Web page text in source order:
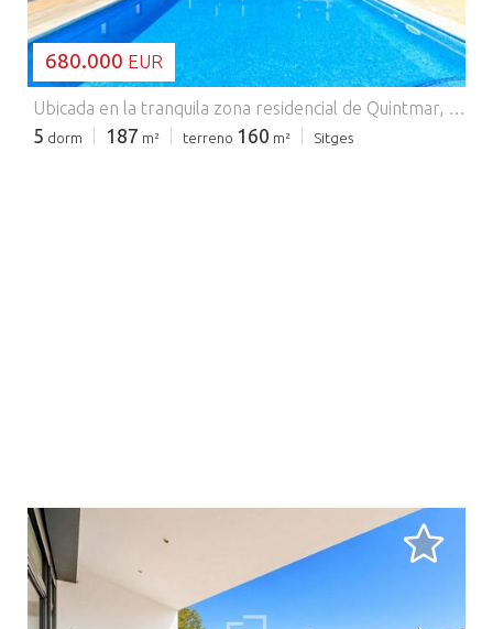
680.000 EUR
Ubicada en la tranquila zona residencial de Quintmar, esta casa adosada de proporciones armoniosas ofrece 187 m² de superficie construida, ideal para quienes buscan comodidad, privacidad y un estilo de vida mediterráneo relajado. Construida en 2005, la vivienda destaca por su distribución funcional y la ventaja única de contar con varios terrazas y balcones conectados a las estancias principales, lo que permite la entrada de abundante luz natural y una perfecta integración con el exterior. La vivienda cuenta con cinco dormitorios y tres baños, ofreciendo flexibilidad para la vida familiar, para recibir invitados o para usar como vivienda . El salón es amplio y luminoso, con chimenea y acceso directo a una terraza, creando un ambiente confortable durante todo el año. La cocina es moderna y está totalmente equipada, diseñada para un uso práctico diario. El aire acondicionado y la calefacción garantizan el confort en cualquier estación. Los espacios exteriores son un elemento clave, con una terraza frontal que incluye una zona de barbacoa, una amplia terraza trasera con jardín privado y varios balcones accesibles desde diferentes habitaciones. El aparcamiento privado añade mayor comodidad. La casa forma parte de una comunidad bien cuidada con jardines paisajísticos y piscina, lo que ofrece un ambiente agradable e ideal para familias. Su ubicación combina tranquilidad con fácil acceso al centro de Sitges, sus playas, las principales vías de comunicación y los colegios y servicios cercanos. Una vivienda equilibrada con interiores y espacios exteriores bien diseñados, ideal para disfrutar de la vida cotidiana cerca de la costa. Póngase en contacto con nosotros para obtener más detalles. Comercializado por Dils Lucas Fox (Lucas Trading, S.L. con CIF B64125438), actuando como intermediario inmobiliario. La información facilitada es meramente informativa, basada en datos proporcionados por la propiedad, y puede estar sujeta a modificaciones. No constituye oferta contractual.
5 dorm 187 m² terreno 160 m² Sitges